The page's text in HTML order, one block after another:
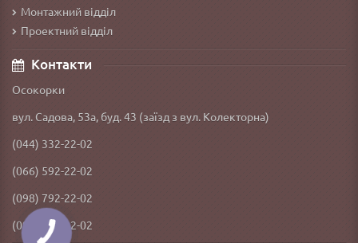
Монтажний відділ
Проектний відділ
Контакти
Осокорки
вул. Садова, 53а, буд. 43 (заїзд з вул. Колекторна)
(044) 332-22-02
(066) 592-22-02
(098) 792-22-02
(093) 092-22-02